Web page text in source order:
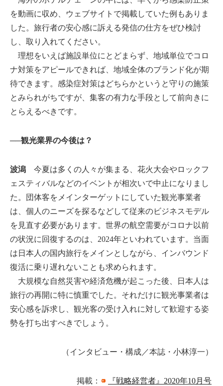
を動画に収め、ウェブサイトで掲載していた例もありま
した。旅行者の安心感に訴える発信の仕方をぜひ検討
し、取り入れてください。
理想をいえば施設単位にとどまらず、地域単位でコロ
ナ対策をアピールできれば、地域全体のブランド化が期
待できます。感染症対策はどちらかというと守りの施策
とみられがちですが、集客の有力な手段として前向きに
とらえるべきです。
──観光業界の今後は？
波潟 今夏は多くの人々が集まる、花火大会やロックフ
ェスティバルなどのイベントが相次いで中止になりまし
た。団体客をメインターゲットにしていた観光事業者
は、個人のニーズを探るなどして従来のビジネスモデル
を見直す必要があります。世界の航空需要がコロナ以前
の状況に回復するのは、2024年といわれています。当面
は日本人の国内旅行をメインとしながら、インバウンド
復活に乗り遅れないことも求められます。
大規模な自然災害や経済危機が起こった後、日本人は
旅行の再開に特に慎重でした。それだけに観光事業者は
安心感を訴求し、観光客の受け入れに対して歓迎する姿
勢を打ち出すべきでしょう。
（インタビュー・構成／本誌・小林淳一）
掲載： 『戦略経営者』2020年10月号